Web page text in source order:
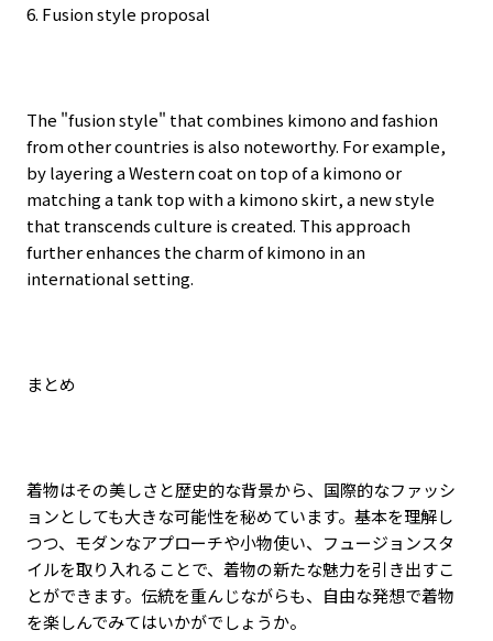
6. Fusion style proposal
The "fusion style" that combines kimono and fashion
from other countries is also noteworthy. For example,
by layering a Western coat on top of a kimono or
matching a tank top with a kimono skirt, a new style
that transcends culture is created. This approach
further enhances the charm of kimono in an
international setting.
まとめ
着物はその美しさと歴史的な背景から、国際的なファッシ
ョンとしても大きな可能性を秘めています。基本を理解し
つつ、モダンなアプローチや小物使い、フュージョンスタ
イルを取り入れることで、着物の新たな魅力を引き出すこ
とができます。伝統を重んじながらも、自由な発想で着物
を楽しんでみてはいかがでしょうか。